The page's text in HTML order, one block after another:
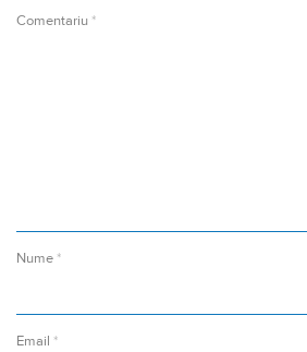
Comentariu *
Nume *
Email *